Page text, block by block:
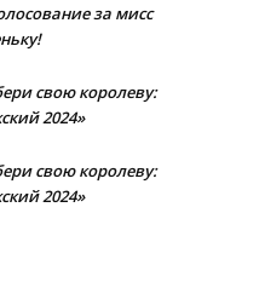
за мисс
свою королеву:
2024»
свою королеву:
2024»